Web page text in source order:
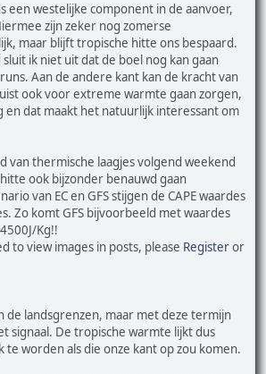
een westelijke component in de aanvoer,
zijn zeker nog zomerse
maar blijft tropische hitte ons bespaard.
ik niet uit dat de boel nog kan gaan
Aan de andere kant kan de kracht van
ook voor extreme warmte gaan zorgen,
en dat maakt het natuurlijk interessant om
van thermische laagjes volgend weekend
ook bijzonder benauwd gaan
van EC en GFS stijgen de CAPE waardes
Zo komt GFS bijvoorbeeld met waardes
Kg!!
to view images in posts, please Registeror
de landsgrenzen, maar met deze termijn
signaal. De tropische warmte lijkt dus
worden als die onze kant op zou komen.